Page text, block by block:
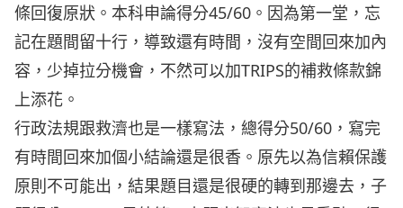
條回復原狀。本科申論得分45/60。因為第一堂，忘
記在題間留十行，導致還有時間，沒有空間回來加內
容，少掉拉分機會，不然可以加TRIPS的補救條款錦
上添花。
行政法規跟救濟也是一樣寫法，總得分50/60，寫完
有時間回來加個小結論還是很香。原先以為信賴保護
原則不可能出，結果題目還是很硬的轉到那邊去，子